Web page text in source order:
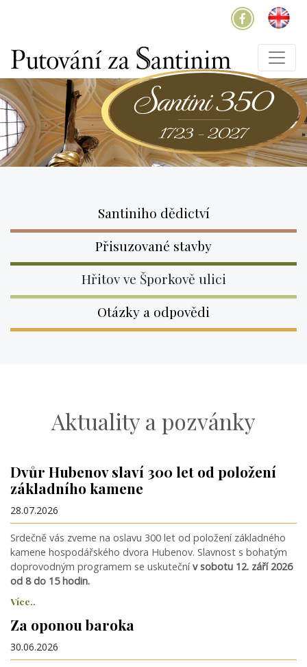
Santiniho dědictví
Přisuzované stavby
Hřitov ve Šporkově ulici
Otázky a odpovědi
Aktuality a pozvánky
Dvůr Hubenov slaví 300 let od položení
základního kamene
28.07.2026
Srdečně vás zveme na oslavu 300 let od položení základného
kamene hospodářského dvora Hubenov. Slavnost s bohatým
doprovodným programem se uskutečnív sobotu 12. září 2026
od 8 do 15 hodin.
Více..
Za oponou baroka
30.06.2026